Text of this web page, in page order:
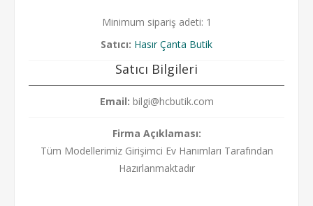
Minimum sipariş adeti: 1
Satıcı: Hasır Çanta Butik
Satıcı Bilgileri
Email: bilgi@hcbutik.com
Firma Açıklaması:
Tüm Modellerimiz Girişimci Ev Hanımları Tarafından
Hazırlanmaktadır